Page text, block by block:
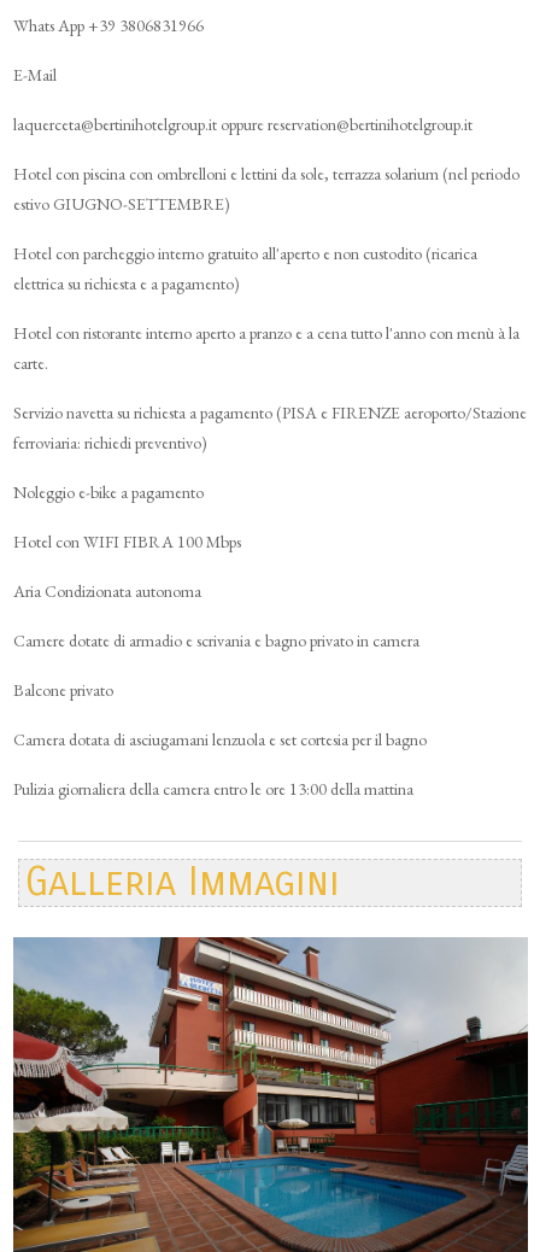
Whats App +39 3806831966
E-Mail
laquerceta@bertinihotelgroup.it oppure reservation@bertinihotelgroup.it
Hotel con piscina con ombrelloni e lettini da sole, terrazza solarium (nel periodo
estivo GIUGNO-SETTEMBRE)
Hotel con parcheggio interno gratuito all'aperto e non custodito (ricarica
elettrica su richiesta e a pagamento)
Hotel con ristorante interno aperto a pranzo e a cena tutto l'anno con menù à la
carte.
Servizio navetta su richiesta a pagamento (PISA e FIRENZE aeroporto/Stazione
ferroviaria: richiedi preventivo)
Noleggio e-bike a pagamento
Hotel con WIFI FIBRA 100 Mbps
Aria Condizionata autonoma
Camere dotate di armadio e scrivania e bagno privato in camera
Balcone privato
Camera dotata di asciugamani lenzuola e set cortesia per il bagno
Pulizia giornaliera della camera entro le ore 13:00 della mattina
Galleria Immagini